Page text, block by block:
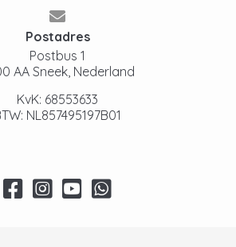
Postadres
Postbus 1
AA Sneek, Nederland
KvK: 68553633
NL857495197B01